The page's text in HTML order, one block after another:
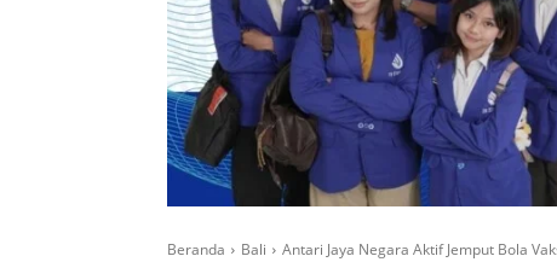
Beranda Bali Antari Jaya Negara Aktif Jemput Bola